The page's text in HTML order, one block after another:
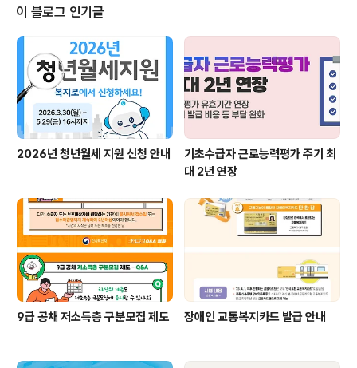
딸(3세)을 어린이집에 보내기 위해 여기저기 수소문 끝에
A 어린이집을 직접 찾아가 대기신청을 하였으나 상위 대기
자가 많이 남았다는 A 어린이집 원장의 답변을 듣고 대기
중이었다. 그러던 중 김씨는 인근에 사는 이씨 부부의 아들
(3세)이 김씨와 비슷한 시기에 A 어린이집에 신청했는데
바로 입소했다는 사실..
이 블로그 인기글
2026년 청년월세 지원 신청 안내
기초수급자 근로능력평가 주기 최
대 2년 연장
9급 공채 저소득층 구분모집 제도 장애인 교통복지카드 발급 안내